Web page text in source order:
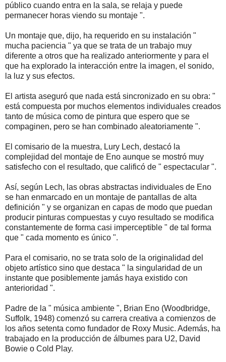
público cuando entra en la sala, se relaja y puede
permanecer horas viendo su montaje ".
Un montaje que, dijo, ha requerido en su instalación "
mucha paciencia " ya que se trata de un trabajo muy
diferente a otros que ha realizado anteriormente y para el
que ha explorado la interacción entre la imagen, el sonido,
la luz y sus efectos.
El artista aseguró que nada está sincronizado en su obra: "
está compuesta por muchos elementos individuales creados
tanto de música como de pintura que espero que se
compaginen, pero se han combinado aleatoriamente ".
El comisario de la muestra, Lury Lech, destacó la
complejidad del montaje de Eno aunque se mostró muy
satisfecho con el resultado, que calificó de " espectacular ".
Así, según Lech, las obras abstractas individuales de Eno
se han enmarcado en un montaje de pantallas de alta
definición " y se organizan en capas de modo que puedan
producir pinturas compuestas y cuyo resultado se modifica
constantemente de forma casi imperceptible " de tal forma
que " cada momento es único ".
Para el comisario, no se trata solo de la originalidad del
objeto artístico sino que destaca " la singularidad de un
instante que posiblemente jamás haya existido con
anterioridad ".
Padre de la " música ambiente ", Brian Eno (Woodbridge,
Suffolk, 1948) comenzó su carrera creativa a comienzos de
los años setenta como fundador de Roxy Music. Además, ha
trabajado en la producción de álbumes para U2, David
Bowie o Cold Play.